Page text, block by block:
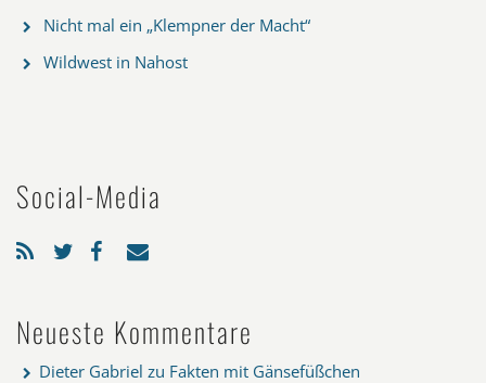
Nicht mal ein „Klempner der Macht“
Wildwest in Nahost
Social-Media
Neueste Kommentare
Dieter Gabriel zu Fakten mit Gänsefüßchen